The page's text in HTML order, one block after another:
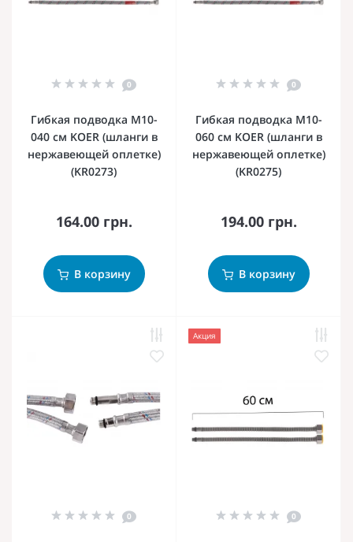
0
Гибкая подводка M10-
040 см KOER (шланги в
нержавеющей оплетке)
(KR0273)
164.00 грн.
В корзину
0
Гибкая подводка M10-
060 см KOER (шланги в
нержавеющей оплетке)
(KR0275)
194.00 грн.
В корзину
0
Акция
0